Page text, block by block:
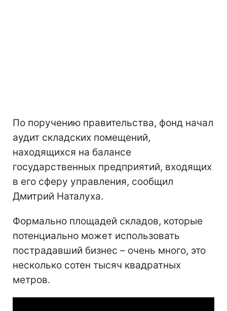
По поручению правительства, фонд начал
аудит складских помещений,
находящихся на балансе
государственных предприятий, входящих
в его сферу управления, сообщил
Дмитрий Наталуха.
Формально площадей складов, которые
потенциально может использовать
пострадавший бизнес – очень много, это
несколько сотен тысяч квадратных
метров.